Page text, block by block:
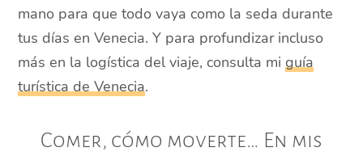
mano para que todo vaya como la seda durante
tus días en Venecia. Y para profundizar incluso
más en la logística del viaje, consulta miguía
turística de Venecia.
Comer, cómo moverte… En mis